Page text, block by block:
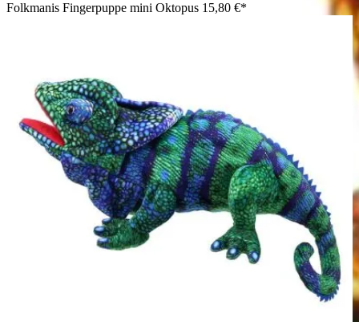
Folkmanis Fingerpuppe mini Oktopus 15,80 €*